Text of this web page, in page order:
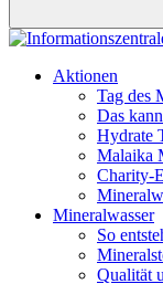
Aktionen
Tag des
Das
Hydrate
Malaika
Charity-
Mineralwasser
So
Qualität